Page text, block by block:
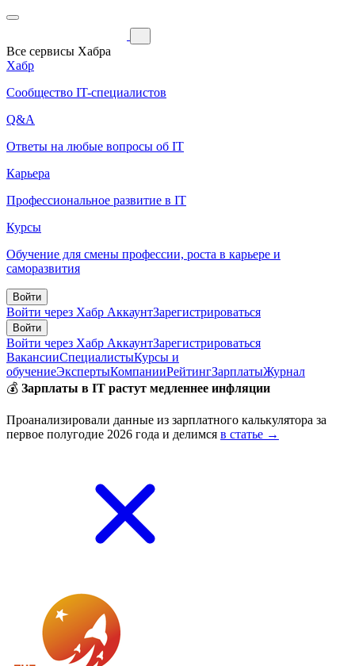
Все сервисы Хабра
Хабр
Сообщество IT-специалистов
Q&A
Ответы на любые вопросы об IT
Карьера
Профессиональное развитие в IT
Курсы
Обучение для смены профессии, роста в карьере и
саморазвития
Войти
Войти через Хабр АккаунтЗарегистрироваться
Войти
Войти через Хабр АккаунтЗарегистрироваться
ВакансииСпециалистыКурсы и
обучениеЭкспертыКомпанииРейтингЗарплатыЖурнал
💰 Зарплаты в IT растут медленнее инфляции
Проанализировали данные из зарплатного калькулятора за
первое полугодие 2026 года и делимся в статье →